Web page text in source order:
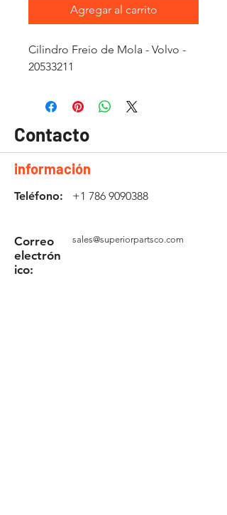
Agregar al carrito
Cilindro Freio de Mola - Volvo -
20533211
Contacto
información
Teléfono: +1 786 9090388
Correo
electrón
ico:
sales@superiorpartsco.com